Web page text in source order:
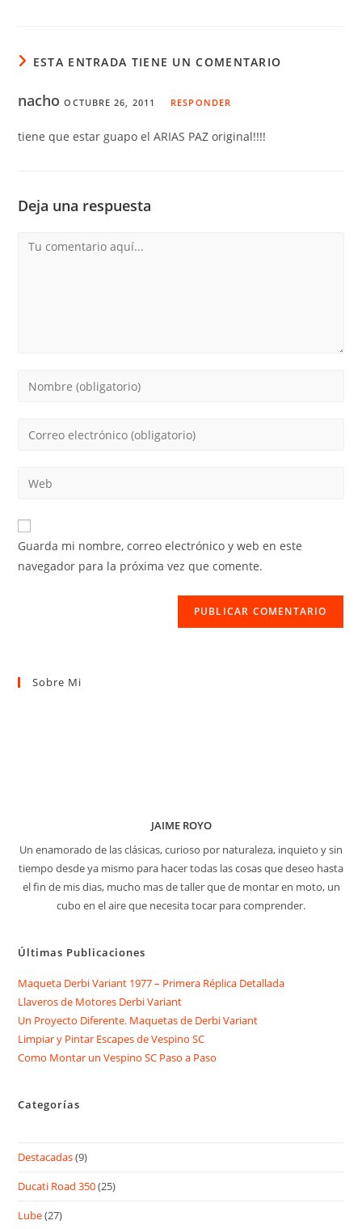
ESTA ENTRADA TIENE UN COMENTARIO
nachoOCTUBRE 26, 2011 RESPONDER
tiene que estar guapo el ARIAS PAZ original!!!!
Deja una respuesta
Comentario
Introduce
de
para
comentar
Introduce
de
electrónico
para
comentar
Introduce
URL
de
Guarda mi nombre, correo electrónico y web en este
navegador para la próxima vez que comente.
Sobre Mi
JAIME ROYO
Un enamorado de las clásicas, curioso por naturaleza, inquieto y sin
tiempo desde ya mismo para hacer todas las cosas que deseo hasta
el fin de mis dias, mucho mas de taller que de montar en moto, un
cubo en el aire que necesita tocar para comprender.
Últimas Publicaciones
Maqueta Derbi Variant 1977 – Primera Réplica Detallada
Llaveros de Motores Derbi Variant
Un Proyecto Diferente. Maquetas de Derbi Variant
Limpiar y Pintar Escapes de Vespino SC
Como Montar un Vespino SC Paso a Paso
Categorías
Destacadas(9)
Ducati Road 350(25)
Lube(27)